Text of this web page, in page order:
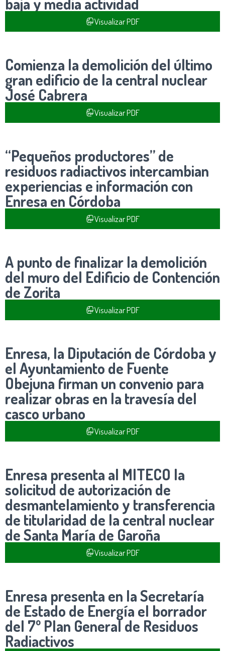
Visualizar PDF
Comienza la demolición del último
gran edificio de la central nuclear
José Cabrera
Visualizar PDF
“Pequeños productores” de
residuos radiactivos intercambian
experiencias e información con
Enresa en Córdoba
Visualizar PDF
A punto de finalizar la demolición
del muro del Edificio de Contención
de Zorita
Visualizar PDF
Enresa, la Diputación de Córdoba y
el Ayuntamiento de Fuente
Obejuna firman un convenio para
realizar obras en la travesía del
casco urbano
Visualizar PDF
Enresa presenta al MITECO la
solicitud de autorización de
desmantelamiento y transferencia
de titularidad de la central nuclear
de Santa María de Garoña
Visualizar PDF
Enresa presenta en la Secretaría
de Estado de Energía el borrador
del 7º Plan General de Residuos
Radiactivos